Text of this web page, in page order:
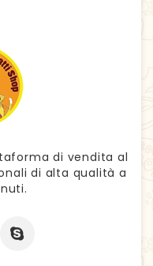
di vendita al
di alta qualità a